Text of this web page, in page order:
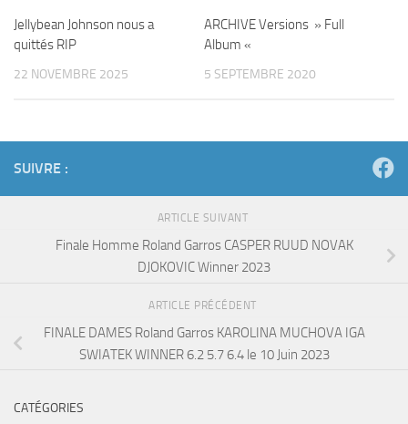
Jellybean Johnson​ nous a
quittés RIP
22 NOVEMBRE 2025
ARCHIVE Versions » Full
Album «
5 SEPTEMBRE 2020
SUIVRE :
ARTICLE SUIVANT
Finale Homme Roland Garros CASPER RUUD NOVAK
DJOKOVIC Winner 2023
ARTICLE PRÉCÉDENT
FINALE DAMES Roland Garros KAROLINA MUCHOVA IGA
SWIATEK WINNER 6.2 5.7 6.4 le 10 Juin 2023
CATÉGORIES